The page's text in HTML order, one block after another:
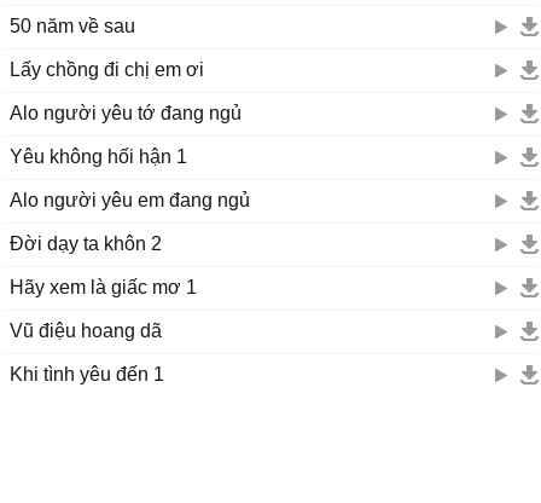
50 năm về sau
Lấy chồng đi chị em ơi
Alo người yêu tớ đang ngủ
Yêu không hối hận 1
Alo người yêu em đang ngủ
Đời dạy ta khôn 2
Hãy xem là giấc mơ 1
Vũ điệu hoang dã
Khi tình yêu đến 1